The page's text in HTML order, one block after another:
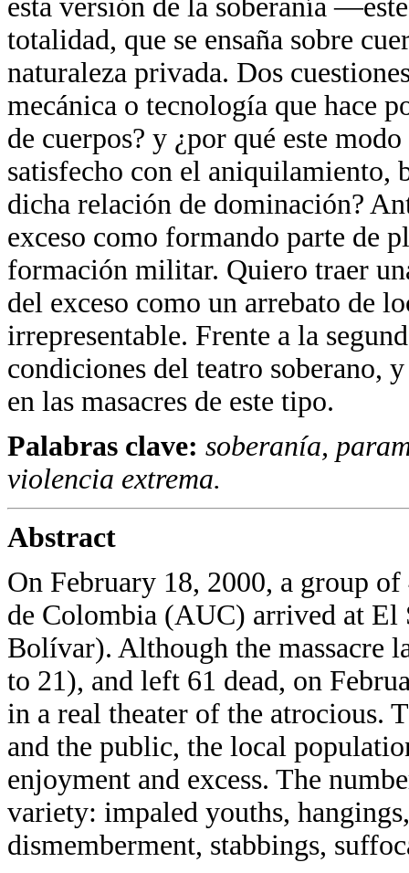
esta versión de la soberanía
totalidad, que se ensaña sobre
naturaleza privada. Dos
mecánica o tecnología que hace
de cuerpos? y ¿por qué este
satisfecho con el aniquilamiento,
dicha relación de dominación?
exceso como formando parte de
formación militar. Quiero traer
del exceso como un arrebato de
irrepresentable. Frente a la
condiciones del teatro soberano,
en las masacres de este tipo.
Palabras clave: soberanía,
violencia extrema.
Abstract
On February 18, 2000, a group
de Colombia (AUC) arrived at El
Bolívar). Although the massacre
to 21), and left 61 dead, on
in a real theater of the atrocious.
and the public, the local
enjoyment and excess. The
variety: impaled youths,
dismemberment, stabbings,